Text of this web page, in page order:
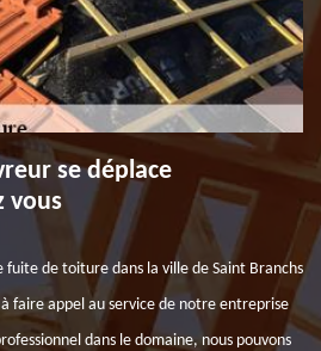
se déplace
vous
fuite de toiture dans la ville de Saint Branchs
faire appel au service de notre entreprise
dans le domaine, nous pouvons